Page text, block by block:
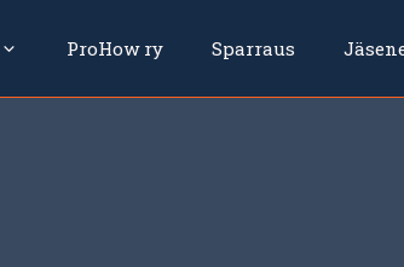
ProHow ry Sparraus